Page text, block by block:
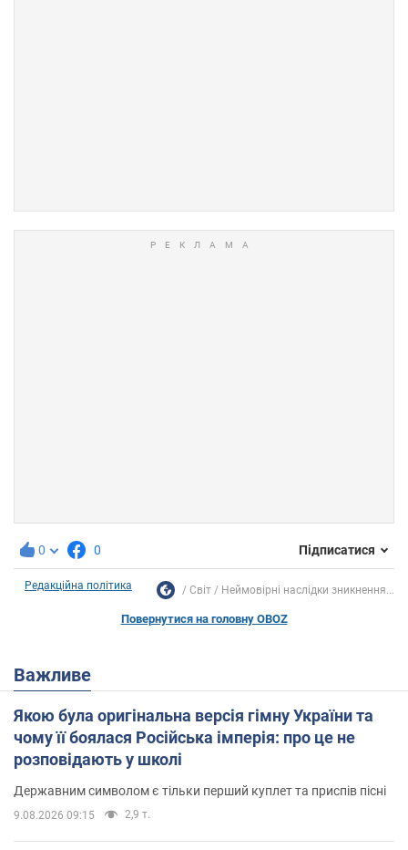
0 0 Підписатися
Редакційна політика Світ Неймовірні наслідки зникнення...
Повернутися на головну OBOZ
Важливе
Якою була оригінальна версія гімну України та
чому її боялася Російська імперія: про це не
розповідають у школі
Державним символом є тільки перший куплет та приспів пісні
9.08.2026 09:15 2,9 т.